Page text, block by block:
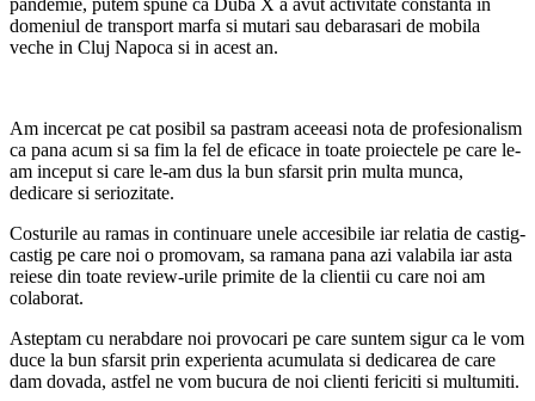
pandemie, putem spune ca Duba X a avut activitate constanta in
domeniul de transport marfa si mutari sau debarasari de mobila
veche in Cluj Napoca si in acest an.
Am incercat pe cat posibil sa pastram aceeasi nota de profesionalism
ca pana acum si sa fim la fel de eficace in toate proiectele pe care le-
am inceput si care le-am dus la bun sfarsit prin multa munca,
dedicare si seriozitate.
Costurile au ramas in continuare unele accesibile iar relatia de castig-
castig pe care noi o promovam, sa ramana pana azi valabila iar asta
reiese din toate review-urile primite de la clientii cu care noi am
colaborat.
Asteptam cu nerabdare noi provocari pe care suntem sigur ca le vom
duce la bun sfarsit prin experienta acumulata si dedicarea de care
dam dovada, astfel ne vom bucura de noi clienti fericiti si multumiti.